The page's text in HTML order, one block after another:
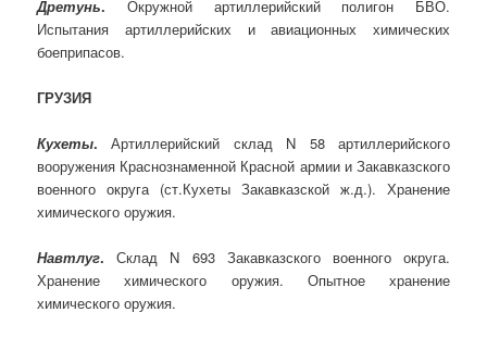
Дретунь. Окружной артиллерийский полигон БВО.
Испытания артиллерийских и авиационных химических
боеприпасов.
ГРУЗИЯ
Кухеты. Артиллерийский склад N 58 артиллерийского
вооружения Краснознаменной Красной армии и Закавказского
военного округа (ст.Кухеты Закавказской ж.д.). Хранение
химического оружия.
Навтлуг. Склад N 693 Закавказского военного округа.
Хранение химического оружия. Опытное хранение
химического оружия.